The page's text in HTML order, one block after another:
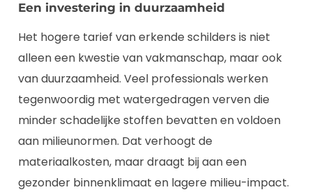
Een investering in duurzaamheid
Het hogere tarief van erkende schilders is niet
alleen een kwestie van vakmanschap, maar ook
van duurzaamheid. Veel professionals werken
tegenwoordig met watergedragen verven die
minder schadelijke stoffen bevatten en voldoen
aan milieunormen. Dat verhoogt de
materiaalkosten, maar draagt bij aan een
gezonder binnenklimaat en lagere milieu-impact.